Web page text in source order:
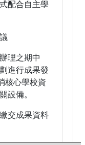
配合自主學
理之期中
進行成果發
核心學校資
設備。
交成果資料